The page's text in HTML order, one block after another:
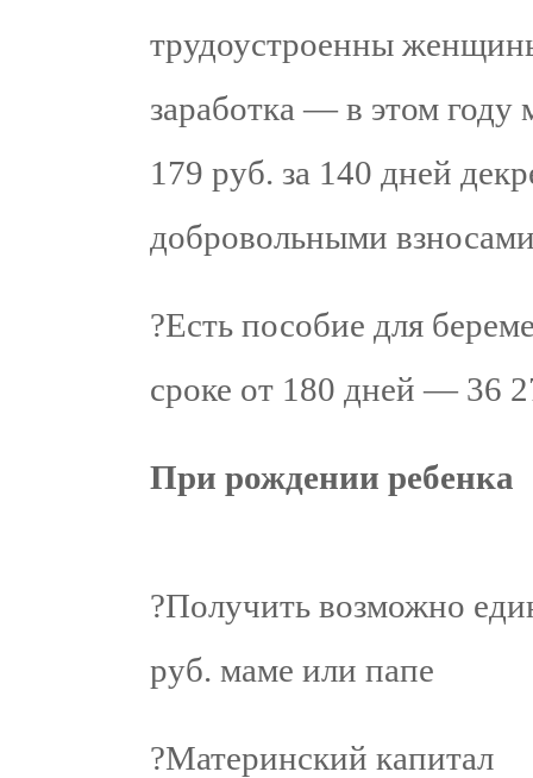
трудоустроенны
заработка — в этом
179 руб. за 140 дней
добровольными
?Есть пособие для
сроке от 180 дней — 36
При рождении ребенка
?Получить возможно
руб. маме или папе
?Материнский капитал